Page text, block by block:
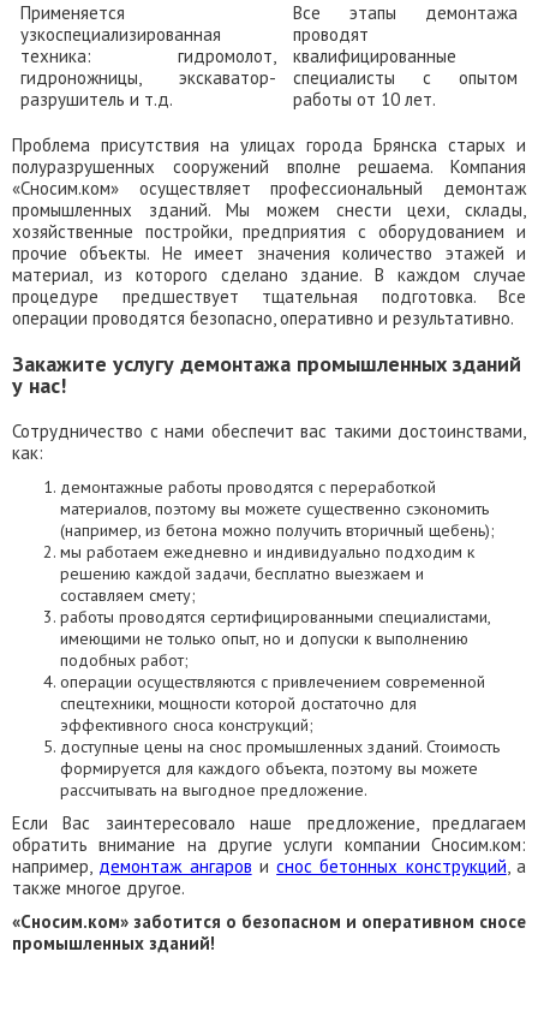
Применяется
узкоспециализированная
техника: гидромолот,
гидроножницы, экскаватор-
разрушитель и т.д.
Все этапы демонтажа
проводят
квалифицированные
специалисты с опытом
работы от 10 лет.
Проблема присутствия на улицах города Брянска старых и
полуразрушенных сооружений вполне решаема. Компания
«Сносим.ком» осуществляет профессиональный демонтаж
промышленных зданий. Мы можем снести цехи, склады,
хозяйственные постройки, предприятия с оборудованием и
прочие объекты. Не имеет значения количество этажей и
материал, из которого сделано здание. В каждом случае
процедуре предшествует тщательная подготовка. Все
операции проводятся безопасно, оперативно и результативно.
Закажите услугу демонтажа промышленных зданий
у нас!
Сотрудничество с нами обеспечит вас такими достоинствами,
как:
демонтажные работы проводятся с переработкой
материалов, поэтому вы можете существенно сэкономить
(например, из бетона можно получить вторичный щебень);
мы работаем ежедневно и индивидуально подходим к
решению каждой задачи, бесплатно выезжаем и
составляем смету;
работы проводятся сертифицированными специалистами,
имеющими не только опыт, но и допуски к выполнению
подобных работ;
операции осуществляются с привлечением современной
спецтехники, мощности которой достаточно для
эффективного сноса конструкций;
доступные цены на снос промышленных зданий. Стоимость
формируется для каждого объекта, поэтому вы можете
рассчитывать на выгодное предложение.
Если Вас заинтересовало наше предложение, предлагаем
обратить внимание на другие услуги компании Сносим.ком:
например, демонтаж ангаров иснос бетонных конструкций, а
также многое другое.
«Сносим.ком» заботится о безопасном и оперативном сносе
промышленных зданий!